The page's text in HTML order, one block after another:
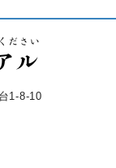
1-8-10